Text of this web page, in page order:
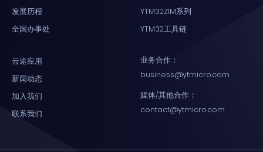
发展历程
全国办事处
YTM32Z1M系列
YTM32工具链
云途应用
新闻动态
加入我们
联系我们
业务合作：
business@ytmicro.com
媒体/其他合作：
contact@ytmicro.com